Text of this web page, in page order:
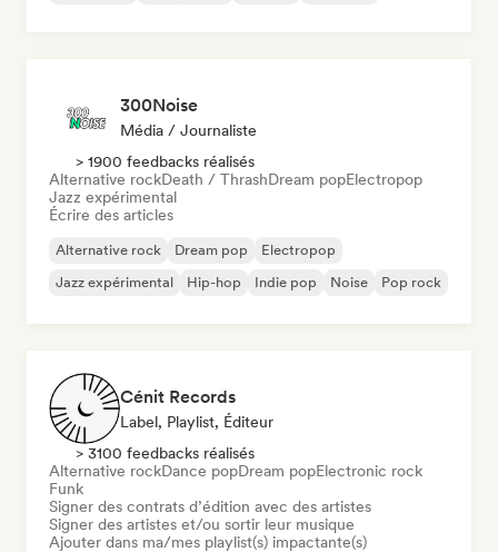
300Noise
Média / Journaliste
> 1900 feedbacks réalisés
Alternative rockDeath / ThrashDream popElectropop
Jazz expérimental
Écrire des articles
Alternative rock Dream pop
Electropop
Jazz expérimental
Hip-hop Indie pop Noise Pop rock
Cénit Records
Label, Playlist, Éditeur
> 3100 feedbacks réalisés
Alternative rockDance popDream popElectronic rock
Funk
Signer des contrats d’édition avec des artistes
Signer des artistes et/ou sortir leur musique
Ajouter dans ma/mes playlist(s) impactante(s)